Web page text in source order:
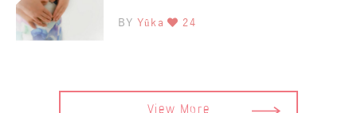
BY Yûka 24